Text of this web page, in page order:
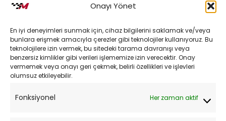
Onayı Yönet
En iyi deneyimleri sunmak için, cihaz bilgilerini saklamak ve/veya
bunlara erişmek amacıyla çerezler gibi teknolojiler kullanıyoruz. Bu
teknolojilere izin vermek, bu sitedeki tarama davranışı veya
benzersiz kimlikler gibi verileri işlememize izin verecektir. Onay
vermemek veya onayı geri çekmek, belirli özellikleri ve işlevleri
olumsuz etkileyebilir.
Fonksiyonel Her zaman aktif
Kişisel Verilerin Korunması
Mesafeli Satış Sözleşmesi